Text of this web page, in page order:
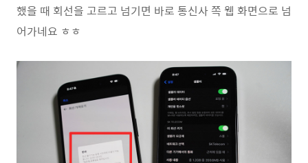
했을 때 회선을 고르고 넘기면 바로 통신사 쪽 웹 화면으로 넘
어가네요 ㅎㅎ